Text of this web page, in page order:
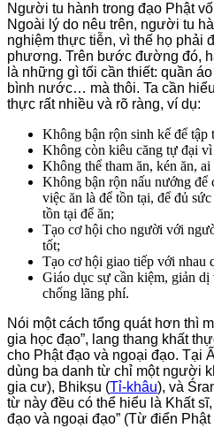
Người tu hành trong đạo Phật
Ngoài lý do nêu trên, người tu
nghiệm thực tiễn, vì thế họ phải
phương. Trên bước đường đó,
là những gì tối cần thiết: quần
bình nước… mà thôi. Ta cần
thực rất nhiều và rõ ràng, ví dụ:
Không bận rộn sinh kế để tập
Không còn kiêu căng tự đại
Không thể tham ăn, kén ăn,
Không bận rộn nấu nướng để
việc ăn là để tồn tại, để đủ
tồn tại để ăn;
Tạo cơ hội cho người với
tốt;
Tạo cơ hội giao tiếp với nhau
Giáo dục sự cần kiệm, giản
chống lãng phí.
Nói một cách tổng quát hơn thì
gia học đạo”, lang thang khất
cho Phật đạo và ngoại đạo. Tại
dùng ba danh từ chỉ một người
gia cư), Bhikṣu (Tỉ-khâu), và
từ này đều có thể hiểu là Khất
đạo và ngoại đạo” (Từ điển